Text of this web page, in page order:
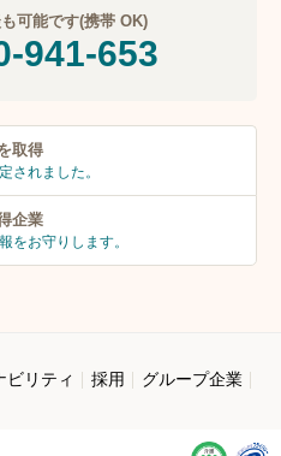
可能です(携帯 OK)
941-653
取得
されました。
企業
をお守りします。
ビリティ 採用
グループ企業